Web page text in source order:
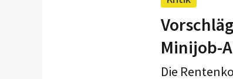
Minijob-
Die